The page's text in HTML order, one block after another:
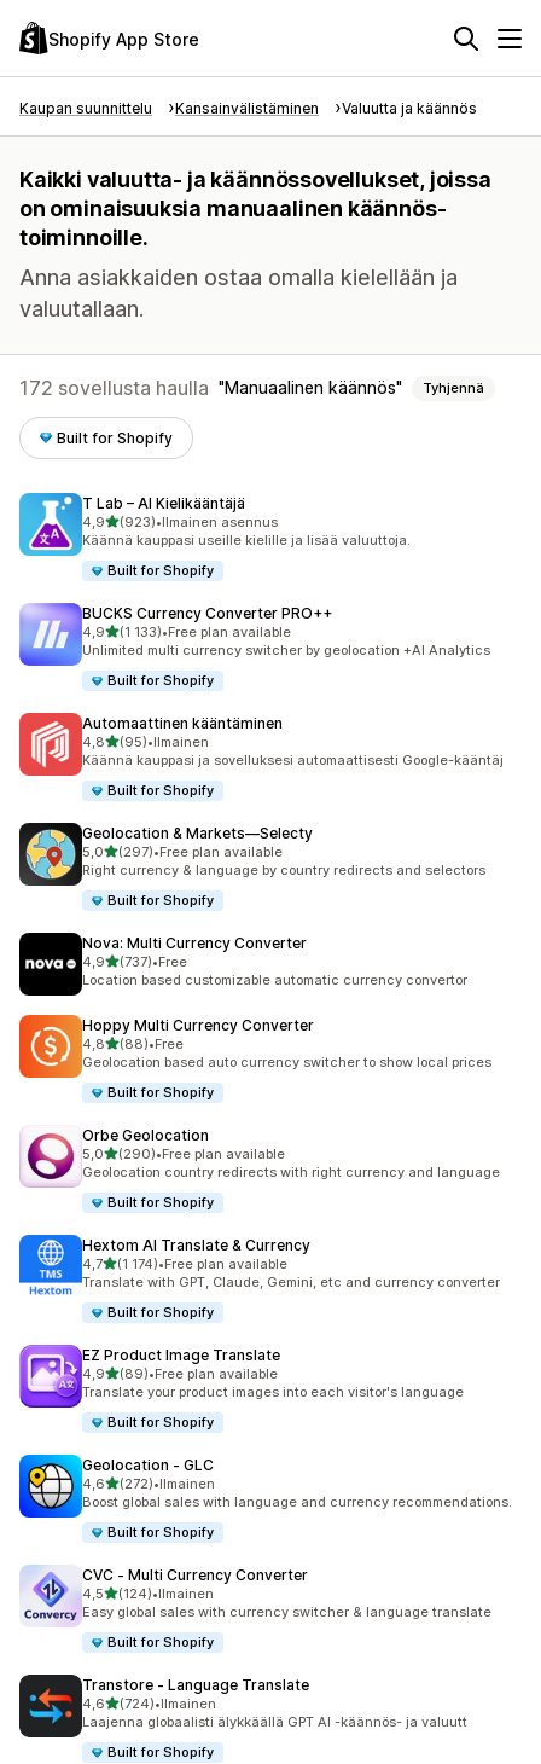
Shopify App Store
Kaupan suunnittelu Kansainvälistäminen Valuutta ja käännös
Kaikki valuutta- ja käännössovellukset, joissa
on ominaisuuksia manuaalinen käännös-
toiminnoille.
Anna asiakkaiden ostaa omalla kielellään ja
valuutallaan.
172 sovellusta haulla Manuaalinen käännös Tyhjennä
Built for Shopify
T Lab – AI Kielikääntäjä
4,9/ 5 tähteä
(923)
923 arvostelua yhteensä
•Ilmainen asennus
Käännä kauppasi useille kielille ja lisää valuuttoja.
Built for Shopify
BUCKS Currency Converter PRO++
4,9/ 5 tähteä
(1 133)
1133 arvostelua yhteensä
•Free plan available
Unlimited multi currency switcher by geolocation +AI Analytics
Built for Shopify
Automaattinen kääntäminen
4,8/ 5 tähteä
(95)
95 arvostelua yhteensä
•Ilmainen
Käännä kauppasi ja sovelluksesi automaattisesti Google-kääntäj
Built for Shopify
Geolocation & Markets—Selecty
5,0/ 5 tähteä
(297)
297 arvostelua yhteensä
•Free plan available
Right currency & language by country redirects and selectors
Built for Shopify
Nova: Multi Currency Converter
4,9/ 5 tähteä
(737)
737 arvostelua yhteensä
•Free
Location based customizable automatic currency convertor
Hoppy Multi Currency Converter
4,8/ 5 tähteä
(88)
88 arvostelua yhteensä
•Free
Geolocation based auto currency switcher to show local prices
Built for Shopify
Orbe Geolocation
5,0/ 5 tähteä
(290)
290 arvostelua yhteensä
•Free plan available
Geolocation country redirects with right currency and language
Built for Shopify
Hextom AI Translate & Currency
4,7/ 5 tähteä
(1 174)
1174 arvostelua yhteensä
•Free plan available
Translate with GPT, Claude, Gemini, etc and currency converter
Built for Shopify
EZ Product Image Translate
4,9/ 5 tähteä
(89)
89 arvostelua yhteensä
•Free plan available
Translate your product images into each visitor's language
Built for Shopify
Geolocation ‑ GLC
4,6/ 5 tähteä
(272)
272 arvostelua yhteensä
•Ilmainen
Boost global sales with language and currency recommendations.
Built for Shopify
CVC ‑ Multi Currency Converter
4,5/ 5 tähteä
(124)
124 arvostelua yhteensä
•Ilmainen
Easy global sales with currency switcher & language translate
Built for Shopify
Transtore ‑ Language Translate
4,6/ 5 tähteä
(724)
724 arvostelua yhteensä
•Ilmainen
Laajenna globaalisti älykkäällä GPT AI -käännös- ja valuutt
Built for Shopify